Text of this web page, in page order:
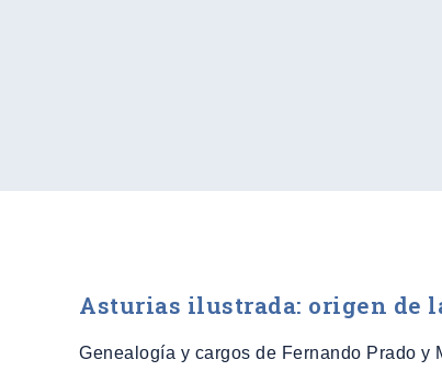
Asturias ilustrada: origen de
Genealogía y cargos de Fernando Prado y